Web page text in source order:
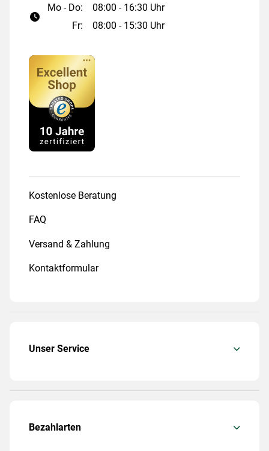
Mo - Do:
08:00 - 16:30 Uhr
Fr:
08:00 - 15:30 Uhr
Kostenlose Beratung
FAQ
Versand & Zahlung
Kontaktformular
Unser Service
Bezahlarten